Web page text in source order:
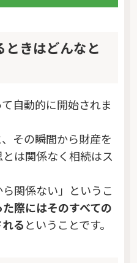
きはどんなと
自動的に開始されま
その瞬間から財産を
は関係なく相続はス
ら関係ない」というこ
際にはそのすべての
るということです。